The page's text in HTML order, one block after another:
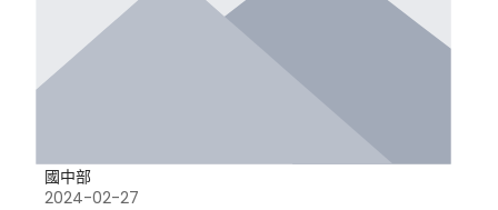
國中部
2024-02-27